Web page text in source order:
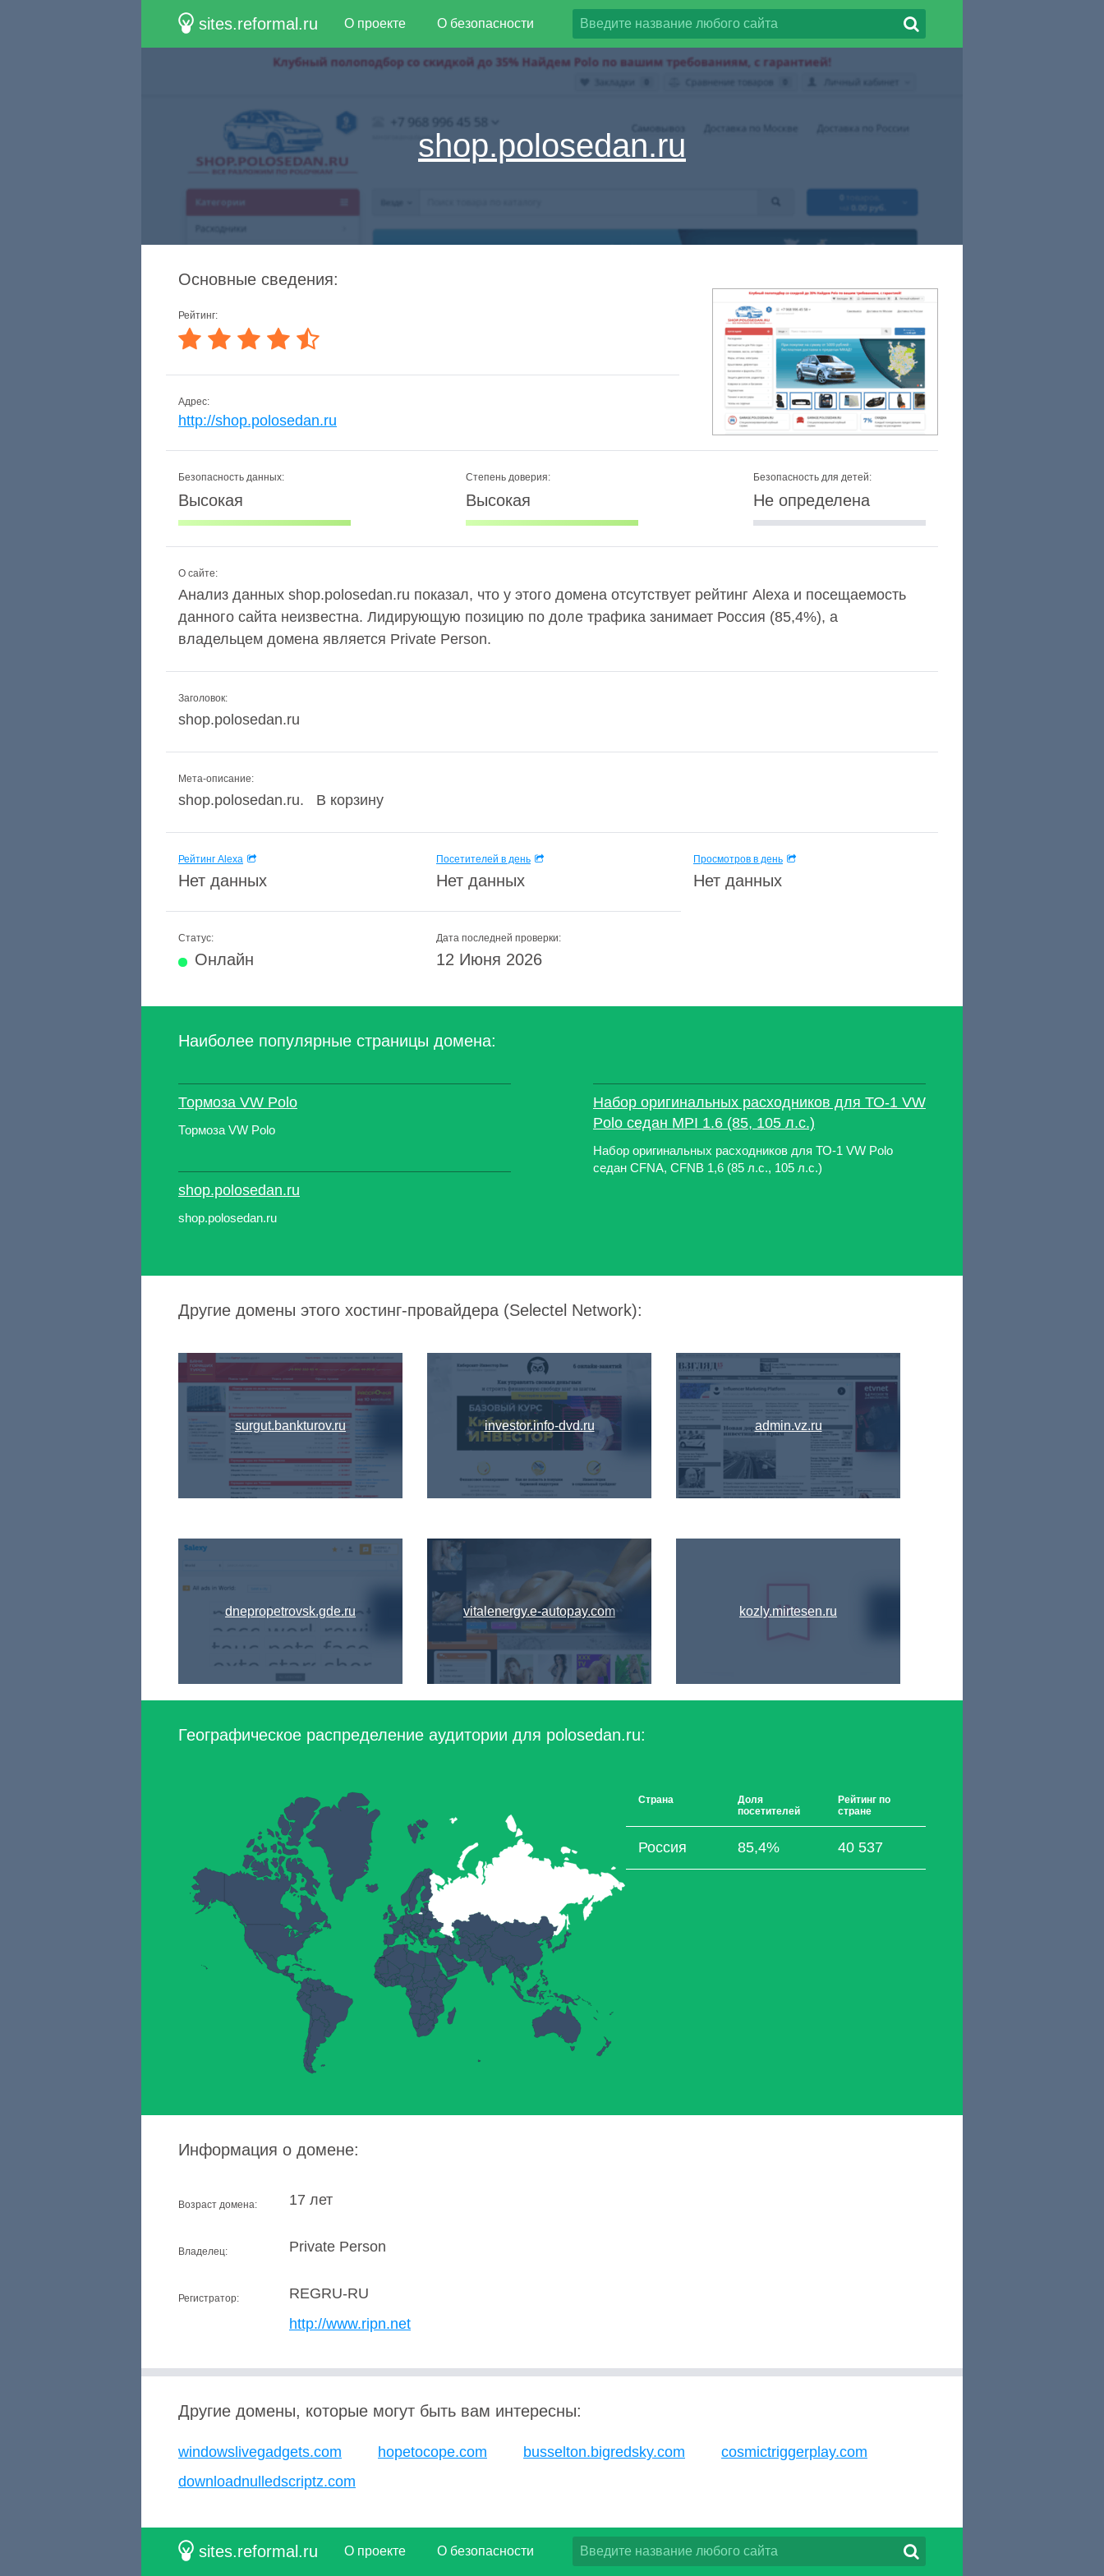
sites.reformal.ru О проекте О безопасности
shop.polosedan.ru
Основные сведения:
Рейтинг:
Адрес:
http://shop.polosedan.ru
Безопасность данных:
Высокая
Степень доверия:
Высокая
Безопасность для детей:
Не определена
О сайте:
Анализ данных shop.polosedan.ru показал, что у этого домена отсутствует рейтинг Alexa и посещаемость
данного сайта неизвестна. Лидирующую позицию по доле трафика занимает Россия (85,4%), а
владельцем домена является Private Person.
Заголовок:
shop.polosedan.ru
Мета-описание:
shop.polosedan.ru. В корзину
Рейтинг Alexa
Нет данных
Посетителей в день
Нет данных
Просмотров в день
Нет данных
Статус:
Онлайн
Дата последней проверки:
12 Июня 2026
Наиболее популярные страницы домена:
Тормоза VW Polo
Тормоза VW Polo
shop.polosedan.ru
shop.polosedan.ru
Набор оригинальных расходников для ТО-1 VW
Polo седан MPI 1.6 (85, 105 л.с.)
Набор оригинальных расходников для ТО-1 VW Polo
седан CFNA, CFNB 1,6 (85 л.с., 105 л.с.)
Другие домены этого хостинг-провайдера (Selectel Network):
surgut.bankturov.ru
dnepropetrovsk.gde.ru
investor.info-dvd.ru
vitalenergy.e-autopay.com
admin.vz.ru
kozly.mirtesen.ru
Географическое распределение аудитории для polosedan.ru:
Страна
Доля
посетителей
Рейтинг по
стране
Россия 85,4% 40 537
Информация о домене:
Возраст домена: 17 лет
Владелец: Private Person
Регистратор:
REGRU-RU
http://www.ripn.net
Другие домены, которые могут быть вам интересны:
windowslivegadgets.com hopetocope.com busselton.bigredsky.com
cosmictriggerplay.com
downloadnulledscriptz.com
sites.reformal.ru О проекте О безопасности